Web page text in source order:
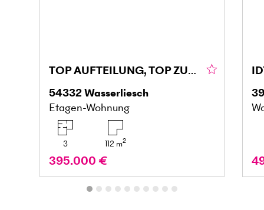
TOP AUFTEILUNG, TOP ZUSTAND, FAMIELIENFREUNDLICH
54332Wasserliesch
Etagen-Wohnung
3 112 m2
395.000 €